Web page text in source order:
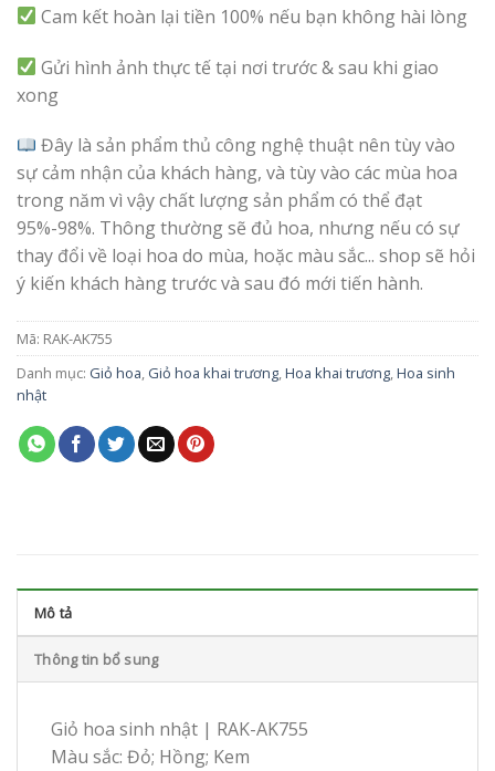
Cam kết hoàn lại tiền 100% nếu bạn không hài lòng
Gửi hình ảnh thực tế tại nơi trước & sau khi giao
xong
Đây là sản phẩm thủ công nghệ thuật nên tùy vào
sự cảm nhận của khách hàng, và tùy vào các mùa hoa
trong năm vì vậy chất lượng sản phẩm có thể đạt
95%-98%. Thông thường sẽ đủ hoa, nhưng nếu có sự
thay đổi về loại hoa do mùa, hoặc màu sắc... shop sẽ hỏi
ý kiến khách hàng trước và sau đó mới tiến hành.
Mã: RAK-AK755
Danh mục: Giỏ hoa, Giỏ hoa khai trương,Hoa khai trương,Hoa sinh
nhật
Mô tả
Thông tin bổ sung
Giỏ hoa sinh nhật | RAK-AK755
Màu sắc: Đỏ; Hồng; Kem